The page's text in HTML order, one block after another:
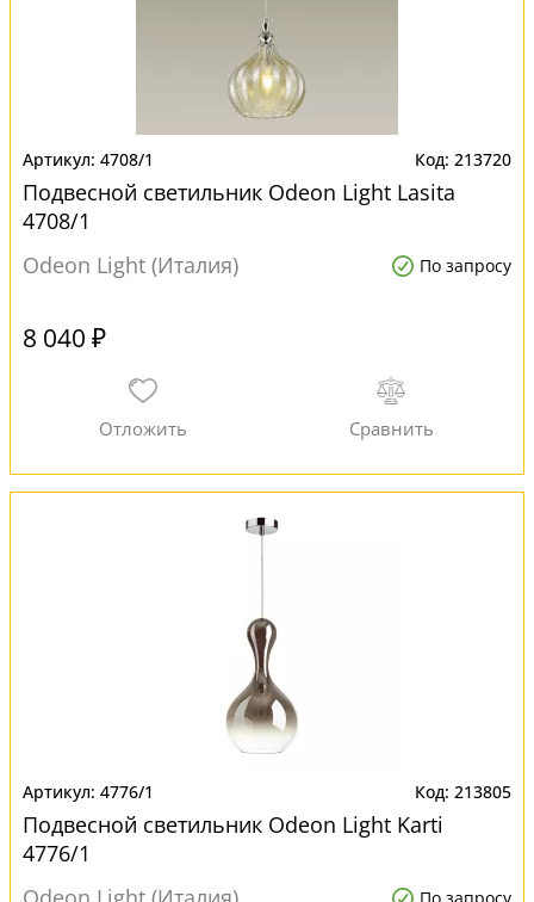
4708/1 213720
Подвесной светильник Odeon Light Lasita
4708/1
Odeon Light (Италия)
По запросу
8 040 ₽
4776/1 213805
Подвесной светильник Odeon Light Karti
4776/1